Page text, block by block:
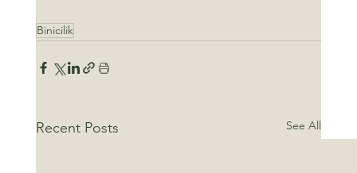
Binicilik
Recent Posts See All